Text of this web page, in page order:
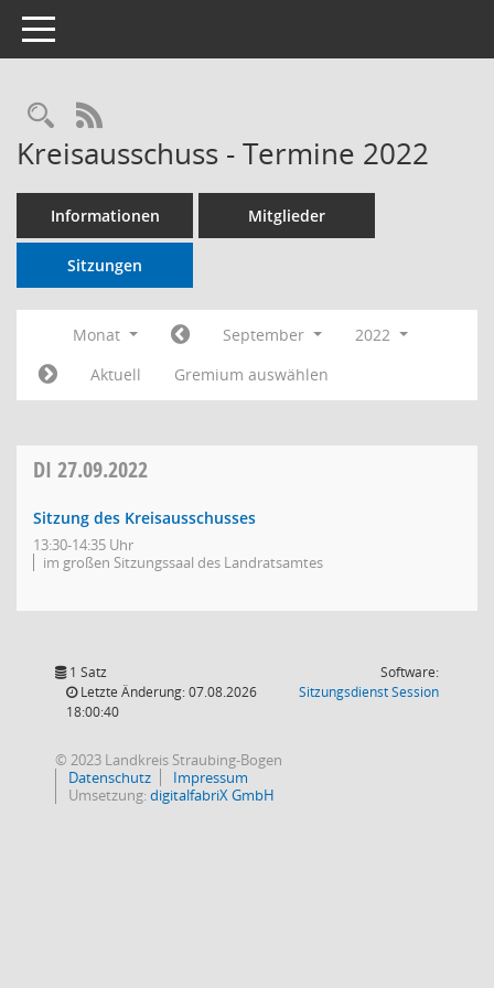
Toggle navigation
RSS-Feed
Kreisausschuss - Termine 2022
Informationen Mitglieder
Sitzungen
Monat September
2022
Aktuell
Gremium auswählen
DI 27.09.2022
Sitzung des Kreisausschusses
13:30-14:35 Uhr
im großen Sitzungssaal des Landratsamtes
1 Satz
Letzte Änderung: 07.08.2026
18:00:40
Software:
SitzungsdienstSession(Wird in
© 2023 Landkreis Straubing-Bogen
Datenschutz
Impressum
Umsetzung:digitalfabriX GmbH